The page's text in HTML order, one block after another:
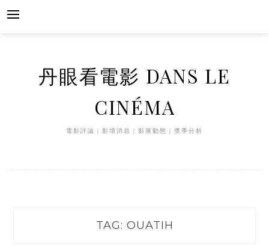
Skip
丹眼看電影 DANS LE
CINÉMA
電影評論｜影壇消息｜影展動態｜獎季分析
TAG: OUATIH